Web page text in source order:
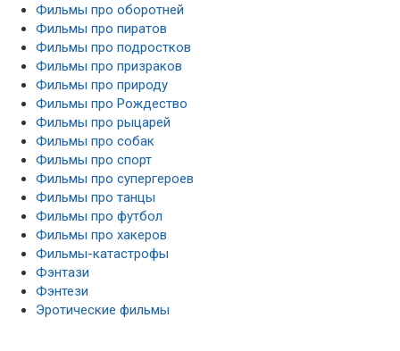
Фильмы про оборотней
Фильмы про пиратов
Фильмы про подростков
Фильмы про призраков
Фильмы про природу
Фильмы про Рождество
Фильмы про рыцарей
Фильмы про собак
Фильмы про спорт
Фильмы про супергероев
Фильмы про танцы
Фильмы про футбол
Фильмы про хакеров
Фильмы-катастрофы
Фэнтази
Фэнтези
Эротические фильмы